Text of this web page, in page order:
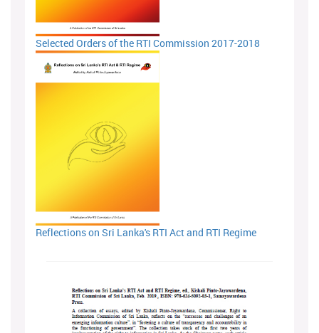
Selected Orders of the RTI Commission 2017-2018
Reflections on Sri Lanka's RTI Act and RTI Regime